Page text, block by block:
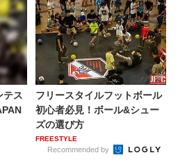
テス
フリースタイルフットボール
初心者必見！ボール&シュー
ズの選び方
FREESTYLE
Recommended by